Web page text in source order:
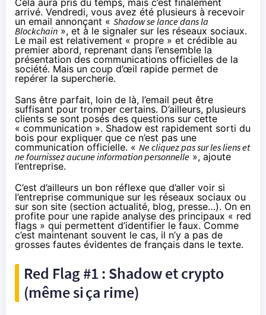
Cela aura pris du temps, mais c’est finalement
arrivé. Vendredi, vous avez été plusieurs à recevoir
un email annonçant « Shadow se lance dans la
Blockchain », et à le signaler sur les réseaux sociaux.
Le mail est relativement « propre » et crédible au
premier abord, reprenant dans l’ensemble la
présentation des communications officielles de la
société. Mais un coup d’œil rapide permet de
repérer la supercherie.
Sans être parfait, loin de là, l’email peut être
suffisant pour tromper certains. D’ailleurs, plusieurs
clients se sont posés des questions sur cette
« communication ». Shadow est rapidement sorti du
bois pour expliquer que ce n’est pas une
communication officielle. « Ne cliquez pas sur les liens et
ne fournissez aucune information personnelle », ajoute
l’entreprise.
C’est d’ailleurs un bon réflexe que d’aller voir si
l’entreprise communique sur les réseaux sociaux ou
sur son site (section actualité, blog, presse…). On en
profite pour une rapide analyse des principaux « red
flags » qui permettent d’identifier le faux. Comme
c’est maintenant souvent le cas, il n’y a pas de
grosses fautes évidentes de français dans le texte.
Red Flag #1 : Shadow et crypto
(même si ça rime)